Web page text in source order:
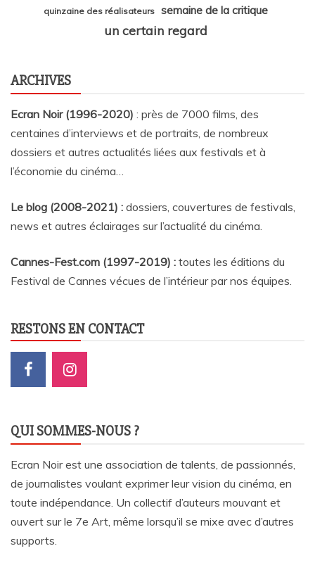
quinzaine des réalisateurs semaine de la critique
un certain regard
ARCHIVES
Ecran Noir (1996-2020) : près de 7000 films, des
centaines d’interviews et de portraits, de nombreux
dossiers et autres actualités liées aux festivals et à
l’économie du cinéma…
Le blog (2008-2021) : dossiers, couvertures de festivals,
news et autres éclairages sur l’actualité du cinéma.
Cannes-Fest.com (1997-2019) : toutes les éditions du
Festival de Cannes vécues de l’intérieur par nos équipes.
RESTONS EN CONTACT
QUI SOMMES-NOUS ?
Ecran Noir est une association de talents, de passionnés,
de journalistes voulant exprimer leur vision du cinéma, en
toute indépendance. Un collectif d’auteurs mouvant et
ouvert sur le 7e Art, même lorsqu’il se mixe avec d’autres
supports.